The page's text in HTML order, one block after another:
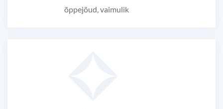
õppejõud, vaimulik